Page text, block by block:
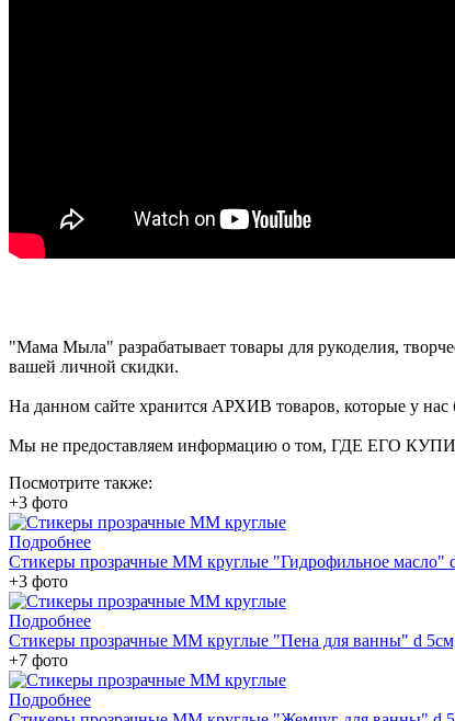
"Мама Мыла" разрабатывает товары для рукоделия,
вашей личной скидки.
На данном сайте хранится АРХИВ товаров, которые у нас
Мы не предоставляем информацию о том, ГДЕ ЕГО
Посмотрите также:
+3 фото
Подробнее
Стикеры прозрачные ММ круглые "Гидрофильное масло"
+3 фото
Подробнее
Стикеры прозрачные ММ круглые "Пена для ванны" d
+7 фото
Подробнее